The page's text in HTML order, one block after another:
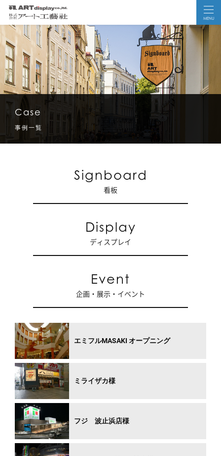
MENU
Case
事例一覧
Signboard
看板
Display
ディスプレイ
Event
企画・展示・イベント
エミフルMASAKI オープニング
ミライザカ様
フジ 波止浜店様